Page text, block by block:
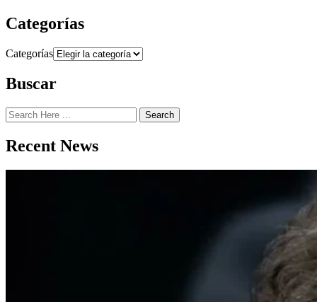
Categorías
Categorías
Buscar
Search
Recent News